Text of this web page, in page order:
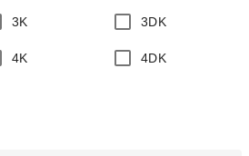
3K 3DK
4K 4DK